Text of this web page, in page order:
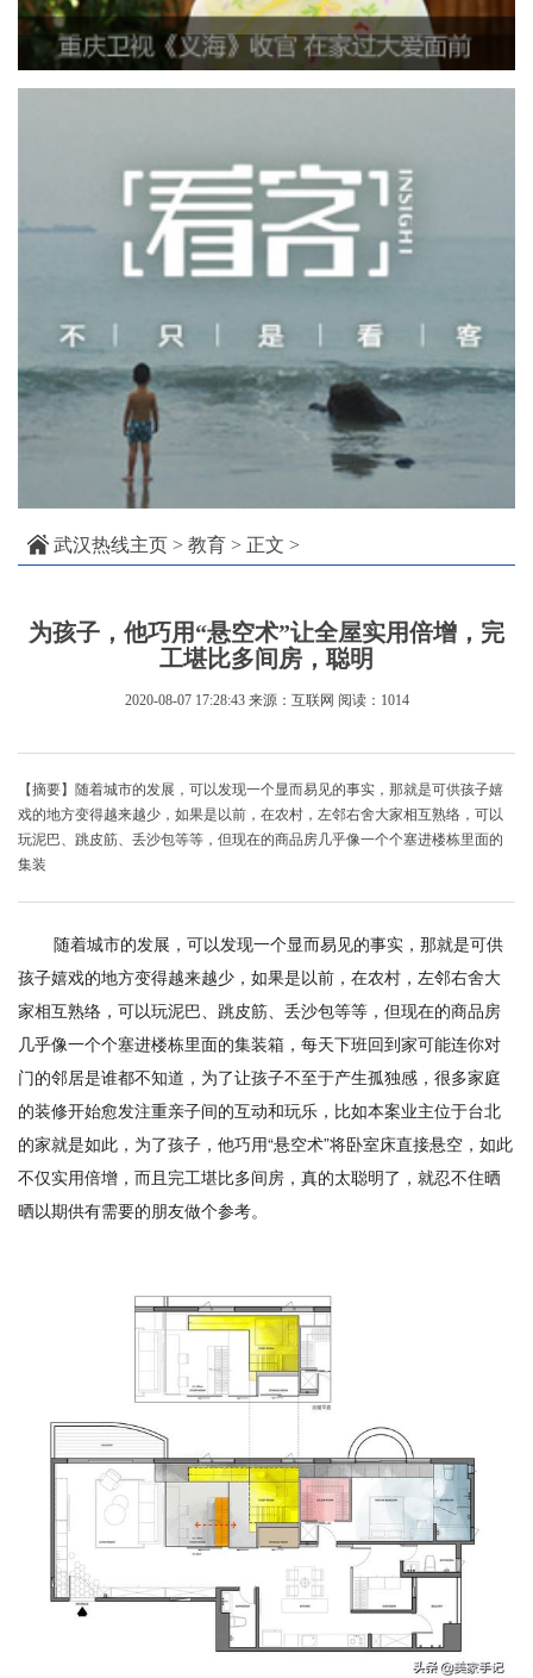
武汉热线主页 > 教育 > 正文 >
为孩子，他巧用“悬空术”让全屋实用倍增，完
工堪比多间房，聪明
2020-08-07 17:28:43 来源：互联网 阅读：1014
【摘要】随着城市的发展，可以发现一个显而易见的事实，那就是可供孩子嬉
戏的地方变得越来越少，如果是以前，在农村，左邻右舍大家相互熟络，可以
玩泥巴、跳皮筋、丢沙包等等，但现在的商品房几乎像一个个塞进楼栋里面的
集装
随着城市的发展，可以发现一个显而易见的事实，那就是可供
孩子嬉戏的地方变得越来越少，如果是以前，在农村，左邻右舍大
家相互熟络，可以玩泥巴、跳皮筋、丢沙包等等，但现在的商品房
几乎像一个个塞进楼栋里面的集装箱，每天下班回到家可能连你对
门的邻居是谁都不知道，为了让孩子不至于产生孤独感，很多家庭
的装修开始愈发注重亲子间的互动和玩乐，比如本案业主位于台北
的家就是如此，为了孩子，他巧用“悬空术”将卧室床直接悬空，如此
不仅实用倍增，而且完工堪比多间房，真的太聪明了，就忍不住晒
晒以期供有需要的朋友做个参考。